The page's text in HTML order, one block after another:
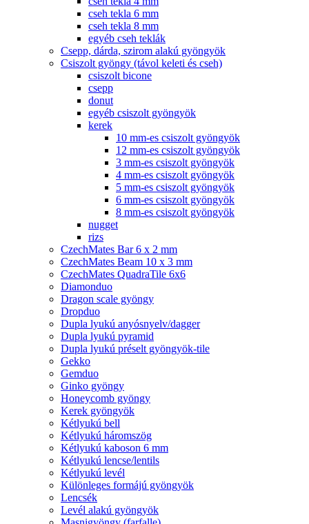
cseh tekla 6 mm
cseh tekla 8 mm
egyéb cseh teklák
Csepp, dárda, szirom alakú gyöngyök
Csiszolt gyöngy (távol keleti és cseh)
csiszolt bicone
csepp
donut
egyéb csiszolt gyöngyök
kerek
10 mm-es csiszolt gyöngyök
12 mm-es csiszolt gyöngyök
3 mm-es csiszolt gyöngyök
4 mm-es csiszolt gyöngyök
5 mm-es csiszolt gyöngyök
6 mm-es csiszolt gyöngyök
8 mm-es csiszolt gyöngyök
nugget
rizs
CzechMates Bar 6 x 2 mm
CzechMates Beam 10 x 3 mm
CzechMates QuadraTile 6x6
Diamonduo
Dragon scale gyöngy
Dropduo
Dupla lyukú anyósnyelv/dagger
Dupla lyukú pyramid
Dupla lyukú préselt gyöngyök-tile
Gekko
Gemduo
Ginko gyöngy
Honeycomb gyöngy
Kerek gyöngyök
Kétlyukú bell
Kétlyukú háromszög
Kétlyukú kaboson 6 mm
Kétlyukú lencse/lentils
Kétlyukú levél
Különleges formájú gyöngyök
Lencsék
Levél alakú gyöngyök